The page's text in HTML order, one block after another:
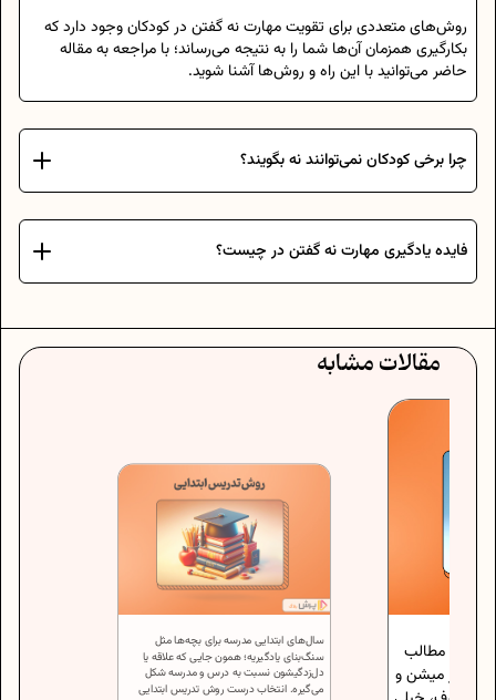
روش‌های متعددی برای تقویت مهارت نه گفتن در کودکان وجود دارد که
بکارگیری همزمان آن‌ها شما را به نتیجه می‌رساند؛ با مراجعه به مقاله
حاضر می‌توانید با این راه و روش‌ها آشنا شوید.
چرا برخی کودکان نمی‌توانند نه بگویند؟
فایده یادگیری مهارت نه گفتن در چیست؟
مقالات مشابه
مطالب
میشن و
سال‌های ابتدایی مدرسه برای بچه‌ها مثل
سنگ‌بنای یادگیریه؛ همون جایی که علاقه یا
دل‌زدگیشون نسبت به درس و مدرسه شکل
می‌گیره. انتخاب درست روش تدریس ابتدایی